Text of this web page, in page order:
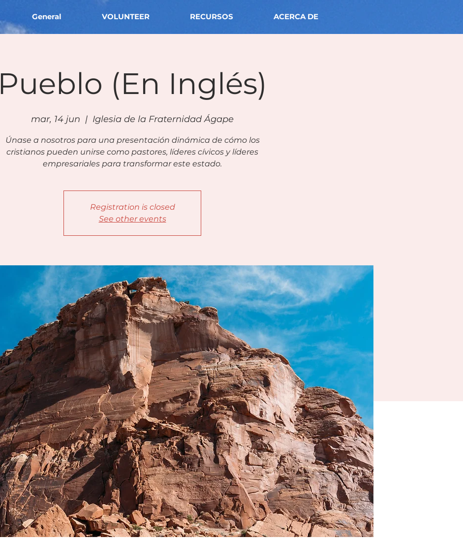
General VOLUNTEER RECURSOS ACERCA DE
Pueblo (En Inglés)
mar, 14 jun
  |
Iglesia de la Fraternidad Ágape
Únase a nosotros para una presentación dinámica de cómo los
cristianos pueden unirse como pastores, líderes cívicos y líderes
empresariales para transformar este estado.
Registration is closed
See other events